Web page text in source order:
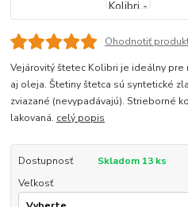
Ohodnotiť
Vejárovitý štetec Kolibri je ideálny
aj oleja. Štetiny štetca sú syntetické
zviazané (nevypadávajú). Strieborné
lakovaná. celý popis
Dostupnosť
Skladom 13 ks
Veľkosť